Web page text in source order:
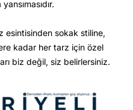
esintisinden sokak stiline,
kadar her tarz için özel
biz değil, siz belirlersiniz.